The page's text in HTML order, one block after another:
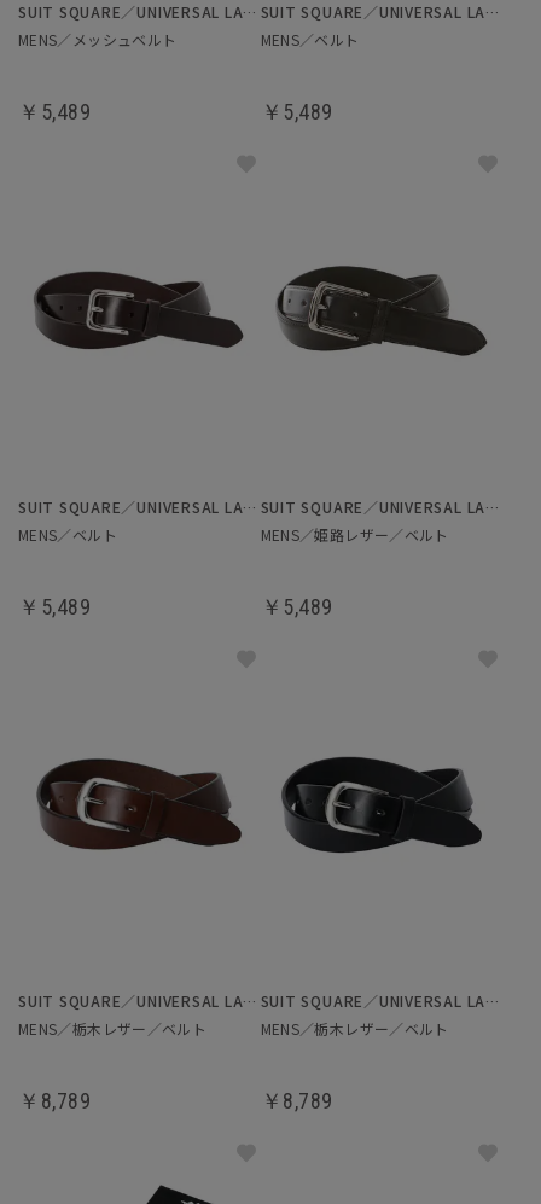
SUIT SQUARE／UNIVERSAL LANGUAGE
MENS／メッシュベルト
￥5,489
SUIT SQUARE／UNIVERSAL LANGUAGE
MENS／ベルト
￥5,489
SUIT SQUARE／UNIVERSAL LANGUAGE
MENS／ベルト
￥5,489
SUIT SQUARE／UNIVERSAL LANGUAGE
MENS／姫路レザー／ベルト
￥5,489
SUIT SQUARE／UNIVERSAL LANGUAGE
MENS／栃木レザー／ベルト
￥8,789
SUIT SQUARE／UNIVERSAL LANGUAGE
MENS／栃木レザー／ベルト
￥8,789